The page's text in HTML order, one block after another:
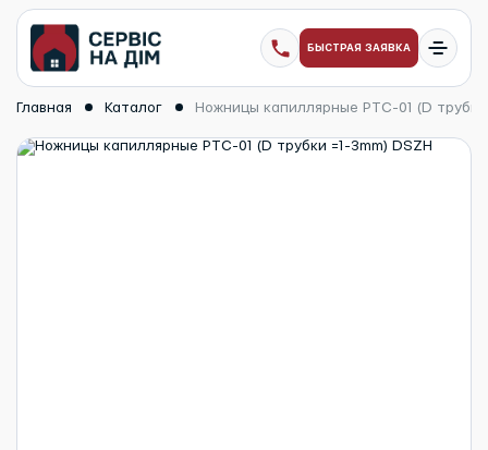
БЫСТРАЯ ЗАЯВКА
Главная Каталог Ножницы капиллярные PTC-01 (D трубки